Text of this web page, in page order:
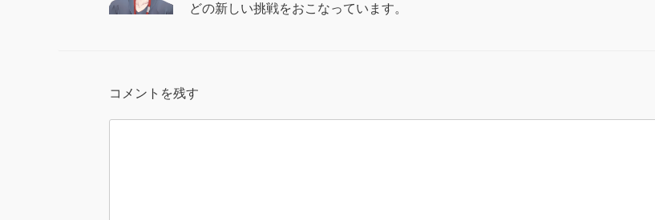
どの新しい挑戦をおこなっています。
コメントを残す